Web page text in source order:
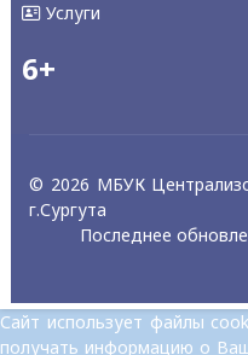
Услуги
6+
© 2026 МБУК
г.Сургута
Последнее
Сайт использует файлы
получать информацию о